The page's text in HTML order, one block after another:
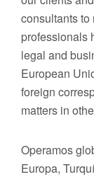
consultants to
professionals
legal and
European
foreign
matters in
Operamos
Europa,